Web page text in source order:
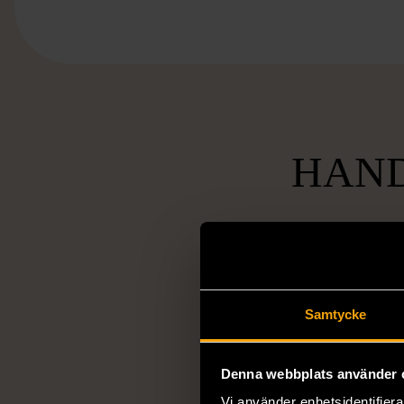
Samtycke
Denna webbplats använder
Socialt